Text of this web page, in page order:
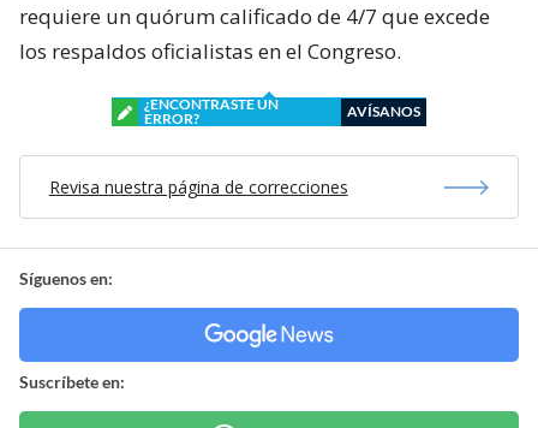
requiere un quórum calificado de 4/7 que excede
los respaldos oficialistas en el Congreso.
¿ENCONTRASTE UN
ERROR?
AVÍSANOS
Revisa nuestra página de correcciones
Síguenos en:
Suscríbete en: